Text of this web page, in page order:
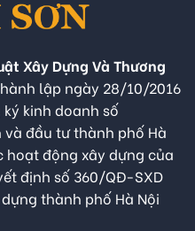
Xây Dựng Và Thương
lập ngày 28/10/2016
kinh doanh số
và đầu tư thành phố Hà
hoạt động xây dựng của
định số 360/QĐ-SXD
thành phố Hà Nội